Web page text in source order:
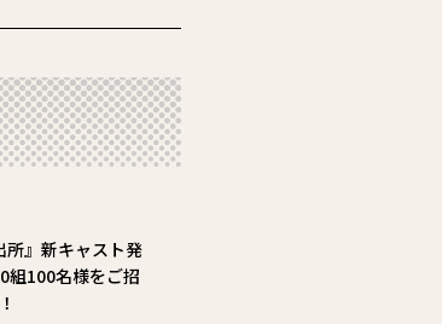
所』新キャスト発
組100名様をご招